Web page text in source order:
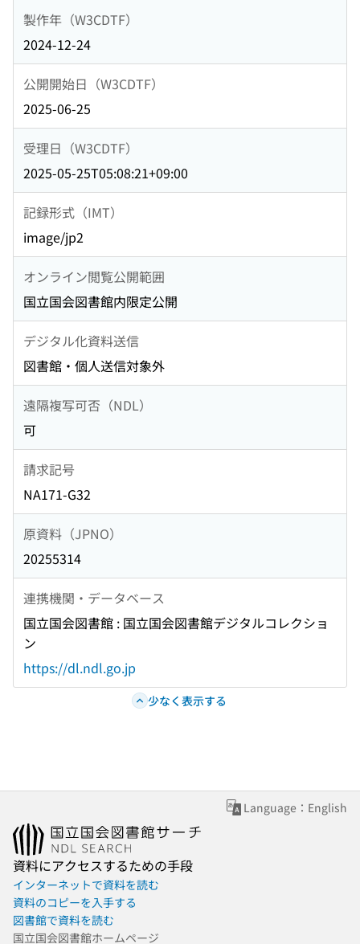
製作年（W3CDTF）
2024-12-24
公開開始日（W3CDTF）
2025-06-25
受理日（W3CDTF）
2025-05-25T05:08:21+09:00
記録形式（IMT）
image/jp2
オンライン閲覧公開範囲
国立国会図書館内限定公開
デジタル化資料送信
図書館・個人送信対象外
遠隔複写可否（NDL）
可
請求記号
NA171-G32
原資料（JPNO）
20255314
連携機関・データベース
国立国会図書館 : 国立国会図書館デジタルコレクショ
ン
https://dl.ndl.go.jp
少なく表示する
Language：English
資料にアクセスするための手段
インターネットで資料を読む
資料のコピーを入手する
図書館で資料を読む
国立国会図書館ホームページ